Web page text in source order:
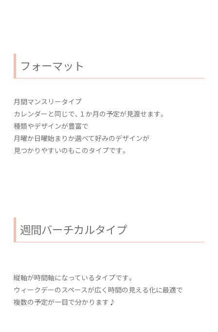
フォーマット
月間マンスリータイプ
カレンダーと同じで、１か月の予定が見渡せます。
種類やデザインが豊富で
月曜か日曜始まりか選べて好みのデザインが
見つかりやすいのもこのタイプです。
週間バーチカルタイプ
縦軸が時間軸になっているタイプです。
ウィークデーのスペースが広く時間の見える化に最適で
複数の予定が一目で分かります♪